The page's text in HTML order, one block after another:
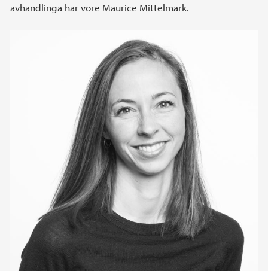
avhandlinga har vore Maurice Mittelmark.